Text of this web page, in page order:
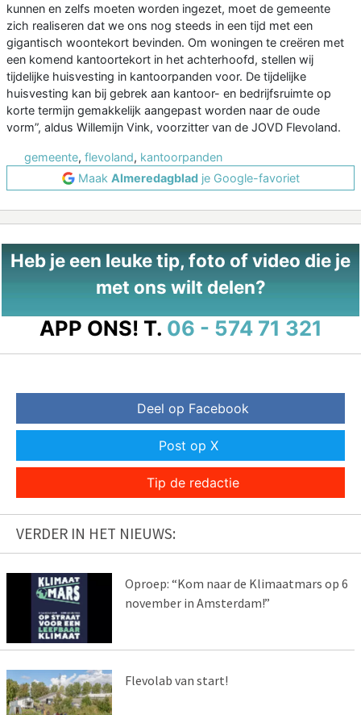
kunnen en zelfs moeten worden ingezet, moet de gemeente
zich realiseren dat we ons nog steeds in een tijd met een
gigantisch woontekort bevinden. Om woningen te creëren met
een komend kantoortekort in het achterhoofd, stellen wij
tijdelijke huisvesting in kantoorpanden voor. De tijdelijke
huisvesting kan bij gebrek aan kantoor- en bedrijfsruimte op
korte termijn gemakkelijk aangepast worden naar de oude
vorm”, aldus Willemijn Vink, voorzitter van de JOVD Flevoland.
gemeente, flevoland, kantoorpanden
Maak Almeredagbladje Google-favoriet
Heb je een leuke tip, foto of video die je
met ons wilt delen?
APP ONS! T. 06 - 574 71 321
Deel op Facebook
Post op X
Tip de redactie
VERDER IN HET NIEUWS:
Oproep: “Kom naar de Klimaatmars op 6
november in Amsterdam!”
Flevolab van start!